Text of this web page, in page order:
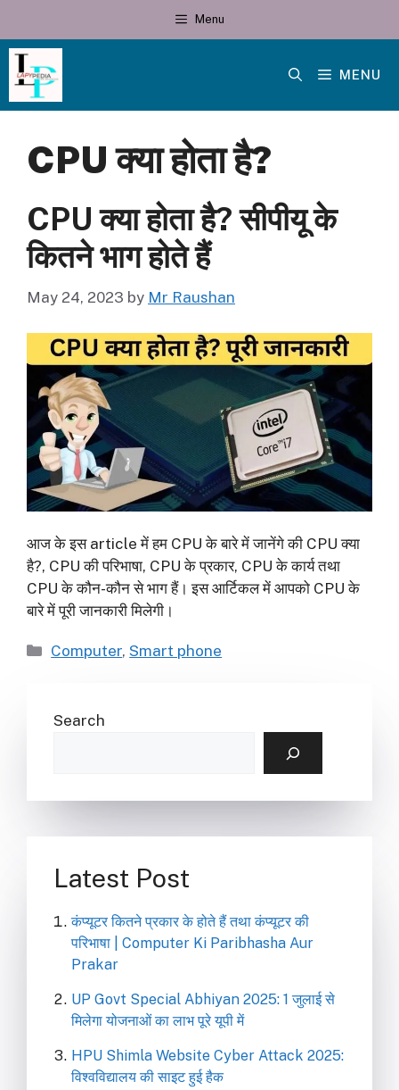
content
Menu
MENU
CPU क्या होता है?
CPU क्या होता है? सीपीयू के
कितने भाग होते हैं
May 24, 2023 by Mr Raushan
आज के इस article में हम CPU के बारे में जानेंगे की CPU क्या
है?, CPU की परिभाषा, CPU के प्रकार, CPU के कार्य तथा
CPU के कौन-कौन से भाग हैं। इस आर्टिकल में आपको CPU के
बारे में पूरी जानकारी मिलेगी।
Categories
Computer,Smart phone
Search
Latest Post
कंप्यूटर कितने प्रकार के होते हैं तथा कंप्यूटर की
परिभाषा | Computer Ki Paribhasha Aur
Prakar
UP Govt Special Abhiyan 2025: 1 जुलाई से
मिलेगा योजनाओं का लाभ पूरे यूपी में
HPU Shimla Website Cyber Attack 2025:
विश्वविद्यालय की साइट हुई हैक